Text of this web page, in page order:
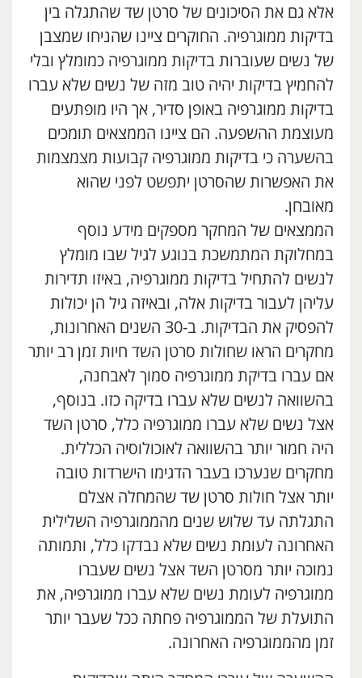
אלא גם את הסיכונים של סרטן שד שהתגלה בין
בדיקות ממוגרפיה. החוקרים ציינו שהניחו שמצבן
של נשים שעוברות בדיקות ממוגרפיה כמומלץ ובלי
להחמיץ בדיקות יהיה טוב מזה של נשים שלא עברו
בדיקות ממוגרפיה באופן סדיר, אך היו מופתעים
מעוצמת ההשפעה. הם ציינו הממצאים תומכים
בהשערה כי בדיקות ממוגרפיה קבועות מצמצמות
את האפשרות שהסרטן יתפשט לפני שהוא
מאובחן.
הממצאים של המחקר מספקים מידע נוסף
במחלוקת המתמשכת בנוגע לגיל שבו מומלץ
לנשים להתחיל בדיקות ממוגרפיה, באיזו תדירות
עליהן לעבור בדיקות אלה, ובאיזה גיל הן יכולות
להפסיק את הבדיקות. ב-30 השנים האחרונות,
מחקרים הראו שחולות סרטן השד חיות זמן רב יותר
אם עברו בדיקת ממוגרפיה סמוך לאבחנה,
בהשוואה לנשים שלא עברו בדיקה כזו. בנוסף,
אצל נשים שלא עברו ממוגרפיה כלל, סרטן השד
היה חמור יותר בהשוואה לאוכולוסיה הכללית.
מחקרים שנערכו בעבר הדגימו הישרדות טובה
יותר אצל חולות סרטן שד שהמחלה אצלם
התגלתה עד שלוש שנים מהממוגרפיה השלילית
האחרונה לעומת נשים שלא נבדקו כלל, ותמותה
נמוכה יותר מסרטן השד אצל נשים שעברו
ממוגרפיה לעומת נשים שלא עברו ממוגרפיה, את
התועלת של הממוגרפיה פחתה ככל שעבר יותר
זמן מהממוגרפיה האחרונה.